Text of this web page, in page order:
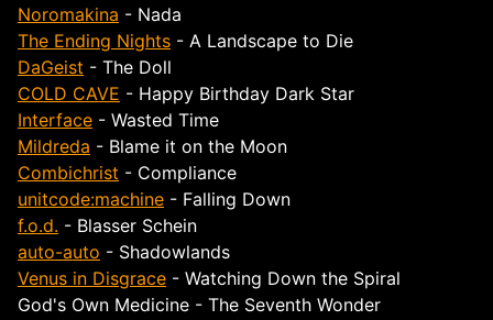
Noromakina - Nada
The Ending Nights - A Landscape to Die
DaGeist - The Doll
COLD CAVE - Happy Birthday Dark Star
Interface - Wasted Time
Mildreda - Blame it on the Moon
Combichrist - Compliance
unitcode:machine - Falling Down
f.o.d. - Blasser Schein
auto-auto - Shadowlands
Venus in Disgrace - Watching Down the Spiral
God's Own Medicine - The Seventh Wonder